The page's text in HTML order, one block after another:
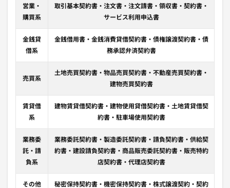
営業・
購買系
取引基本契約書・注文書・注文請書・領収書・契約書・
サービス利用申込書
金銭貸
借系
金銭借用書・金銭消費貸借契約書・債権譲渡契約書・債
務承認弁済契約書
売買系
土地売買契約書・物品売買契約書・不動産売買契約書・
建物売買契約書
賃貸借
系
建物賃貸借契約書・建物使用貸借契約書・土地賃貸借契
約書・駐車場使用契約書
業務委
託・請
負系
業務委託契約書・製造委託契約書・請負契約書・供給契
約書・建設請負契約書・商品販売委託契約書・販売特約
店契約書・代理店契約書
その他
秘密保持契約書・機密保持契約書・株式譲渡契約・契約